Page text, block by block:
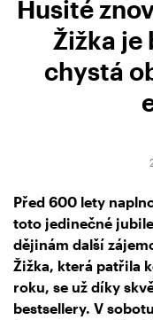
Husité
Žižka je
chystá
Před 600 lety
toto jedinečné
dějinám další
Žižka, která patřila
roku, se už díky
bestsellery. V